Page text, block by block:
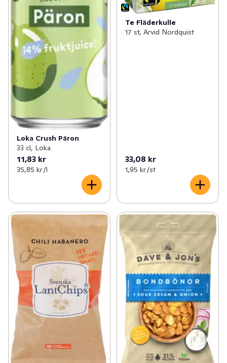
Loka Crush Päron
33 cl, Loka
11,83 kr
35,85 kr /l
Te Fläderkulle
17 st, Arvid Nordquist
33,08 kr
1,95 kr /st